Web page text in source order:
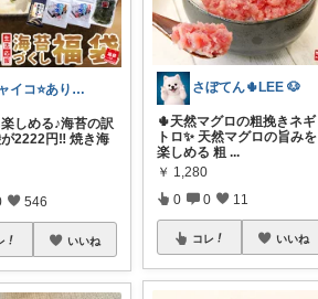
チャイコ⭐️ありがとうございます
しめる♪海苔の訳
2222円‼️ 焼き海
546
いいね
さぼてん🌵LEE 🐶
🌵天然マグロの粗挽きネギ
トロ✨ 天然マグロの旨みを
楽しめる 粗 ...
￥ 1,280
0 0 11
コレ いいね